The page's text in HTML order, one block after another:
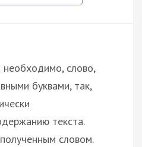
необходимо, слово,
буквами, так,
текста.
словом.